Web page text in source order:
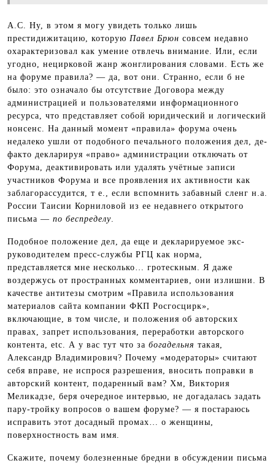
А.С. Ну, в этом я могу увидеть только лишь
престидижитацию, которую Павел Брюн совсем недавно
охарактеризовал как умение отвлечь внимание. Или, если
угодно, нецирковой жанр жонглирования словами. Есть же
на форуме правила? — да, вот они. Странно, если б не
было: это означало бы отсутствие Договора между
администрацией и пользователями информационного
ресурса, что представляет собой юридический и логический
нонсенс. На данный момент «правила» форума очень
недалеко ушли от подобного печального положения дел, де-
факто декларируя «право» администрации отключать от
Форума, деактивировать или удалять учётные записи
участников Форума и все проявления их активности как
заблагорассудится, т е., если вспомнить забавный сленг н.а.
России Таисии Корниловой из ее недавнего открытого
письма — по беспределу.
Подобное положение дел, да еще и декларируемое экс-
руководителем пресс-службы РГЦ как норма,
представляется мне несколько… гротескным. Я даже
воздержусь от пространных комментариев, они излишни. В
качестве антитезы смотрим «Правила использования
материалов сайта компании ФКП Росгосцирк»,
включающие, в том числе, и положения об авторских
правах, запрет использования, переработки авторского
контента, etc. А у вас тут что за богадельня такая,
Александр Владимирович? Почему «модераторы» считают
себя вправе, не испрося разрешения, вносить поправки в
авторский контент, подаренный вам? Хм, Виктория
Меликадзе, беря очередное интервью, не догадалась задать
пару-тройку вопросов о вашем форуме? — я постараюсь
исправить этот досадный промах… о женщины,
поверхностность вам имя.
Скажите, почему болезненные бредни в обсуждении письма